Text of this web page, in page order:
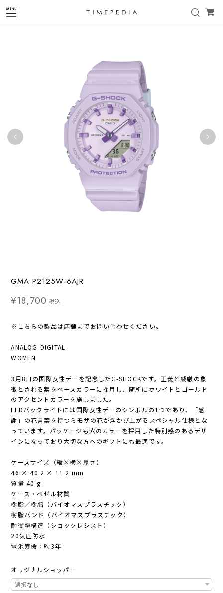
GMA-P2125W-6AJR
¥18,700 税込
※こちらの製品は店舗までお問い合わせください。
ANALOG-DIGITAL
WOMEN
3月8日の国際女性デーを記念したG-SHOCKです。正義と威厳の象
徴とされる紫をベースカラーに採用し、随所にホワイトとゴールド
のアクセントカラーを施しました。
LEDバックライトには国際女性デーのシンボルの1つであり、「感
謝」の花言葉を持つミモザの花が浮かび上がるスペシャル仕様とな
っています。パッケージも紫のカラーを採用した特別感のあるデザ
インになっており大切な方へのギフトにも最適です。
ケースサイズ（縦×横×厚さ）
46 × 40.2 × 11.2 mm
質量 40 g
ケース・ベゼル材質
樹脂／樹脂（バイオマスプラスチック）
樹脂バンド（バイオマスプラスチック）
耐衝撃構造（ショックレジスト）
20気圧防水
電池寿命：約3年
オリジナルショッパー